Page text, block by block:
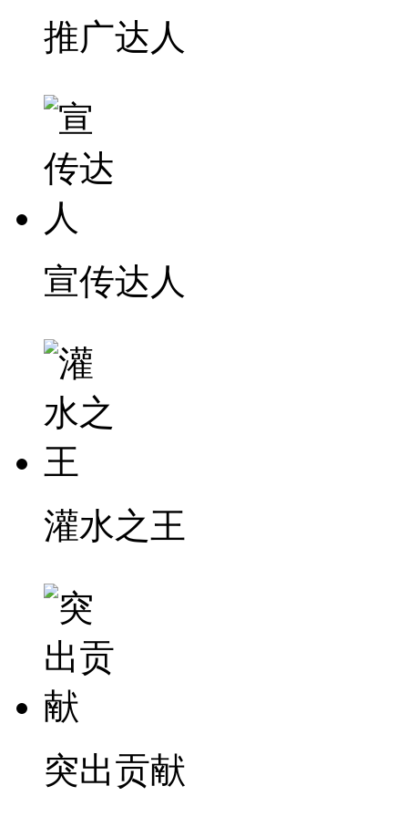
推广达人
宣传达人
灌水之王
突出贡献